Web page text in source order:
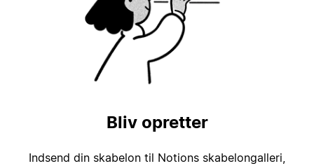
Bliv opretter
Indsend din skabelon til Notions skabelongalleri,